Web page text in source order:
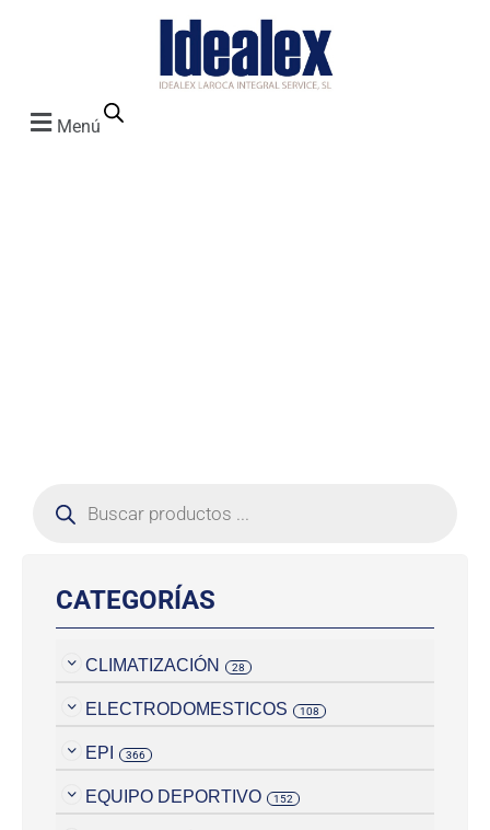
Menú
CATEGORÍAS
CLIMATIZACIÓN 28
ELECTRODOMESTICOS 108
EPI 366
EQUIPO DEPORTIVO 152